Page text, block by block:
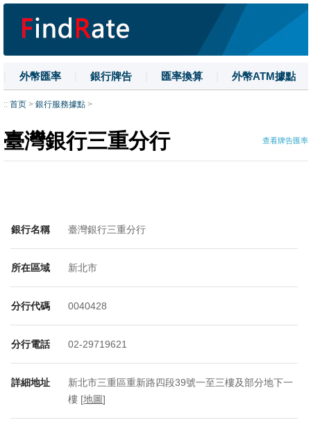
外幣匯率 銀行牌告 匯率換算 外幣ATM據點
| 名詞解釋 | 換匯技巧
:: 首页 > 銀行服務據點 >
臺灣銀行三重分行 查看牌告匯率
銀行名稱 臺灣銀行三重分行
所在區域 新北市
分行代碼 0040428
分行電話 02-29719621
詳細地址
新北市三重區重新路四段39號一至三樓及部分地下一
樓 [地圖]